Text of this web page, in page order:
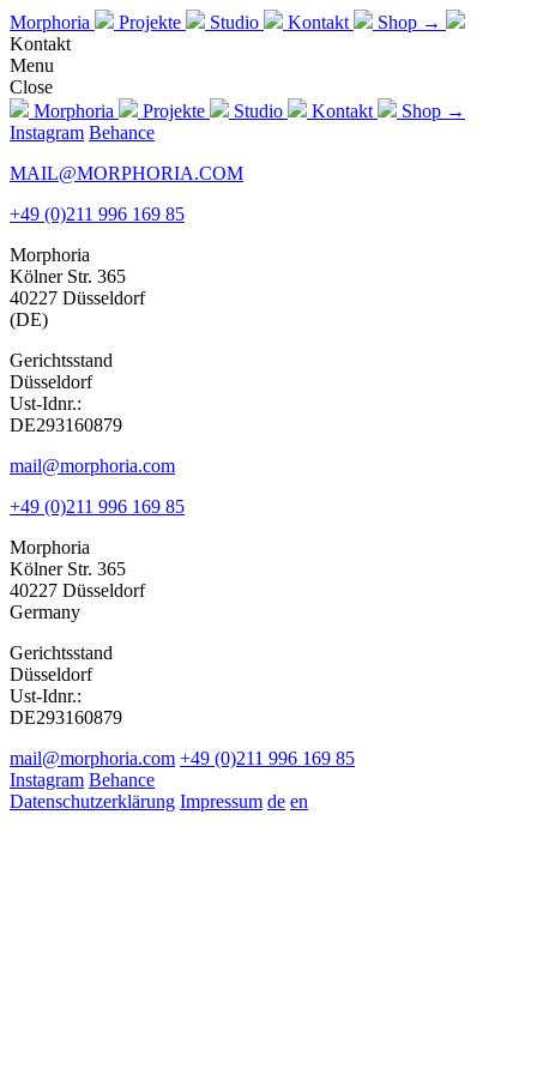
Morphoria Projekte Studio Kontakt
Shop →
Kontakt
Menu
Close
Morphoria
Projekte Studio Kontakt
Shop →
Instagram Behance
MAIL@MORPHORIA.COM
+49 (0)211 996 169 85
Morphoria
Kölner Str. 365
40227 Düsseldorf
(DE)
Gerichtsstand
Düsseldorf
Ust-Idnr.:
DE293160879
mail@morphoria.com
+49 (0)211 996 169 85
Morphoria
Kölner Str. 365
40227 Düsseldorf
Germany
Gerichtsstand
Düsseldorf
Ust-Idnr.:
DE293160879
mail@morphoria.com +49 (0)211 996 169 85
Instagram Behance
Datenschutzerklärung Impressum de en